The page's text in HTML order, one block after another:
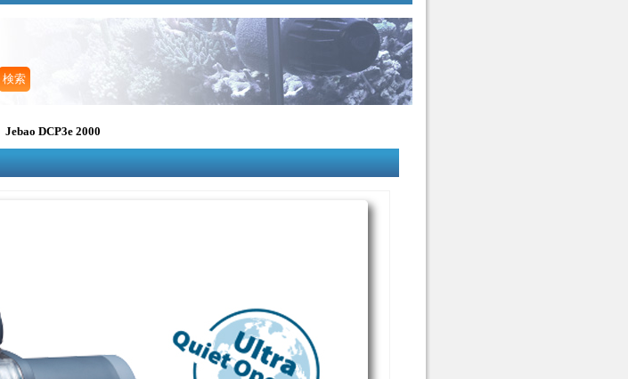
Jebao DCP3e 2000